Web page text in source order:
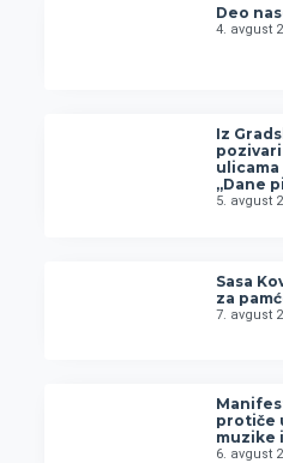
Deo
4. avgust
Iz
ulicama
„Dane
5. avgust
Sasa
za
7. avgust
protiče
muzike
6. avgust